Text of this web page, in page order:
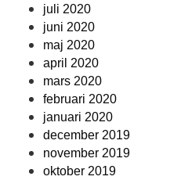
juli 2020
juni 2020
maj 2020
april 2020
mars 2020
februari 2020
januari 2020
december 2019
november 2019
oktober 2019